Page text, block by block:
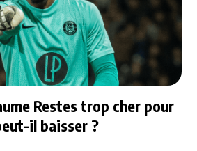
Restes trop cher pour
il baisser ?